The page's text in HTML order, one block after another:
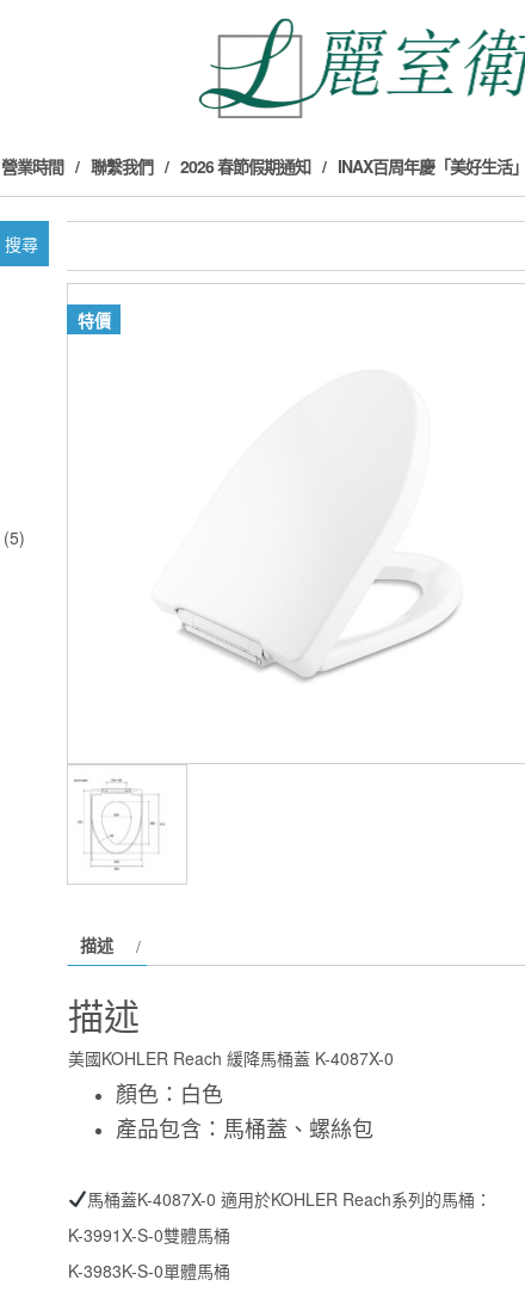
營業時間 聯繫我們 2026 春節假期通知 INAX百周年慶「美好生活
(5)
特價
描述
描述
美國KOHLER Reach 緩降馬桶蓋 K-4087X-0
顏色：白色
產品包含：馬桶蓋、螺絲包
馬桶蓋K-4087X-0 適用於KOHLER Reach系列的馬桶：
K-3991X-S-0雙體馬桶
K-3983K-S-0單體馬桶